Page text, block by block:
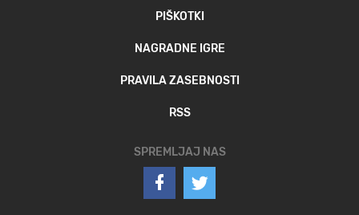
PIŠKOTKI
NAGRADNE IGRE
PRAVILA ZASEBNOSTI
RSS
SPREMLJAJ NAS